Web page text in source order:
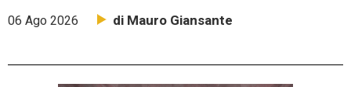
06 Ago 2026 di Mauro Giansante